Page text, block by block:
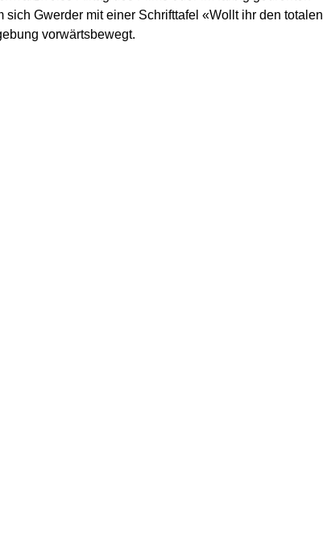
Gwerder mit einer Schrifttafel «Wollt ihr den totalen
vorwärtsbewegt.